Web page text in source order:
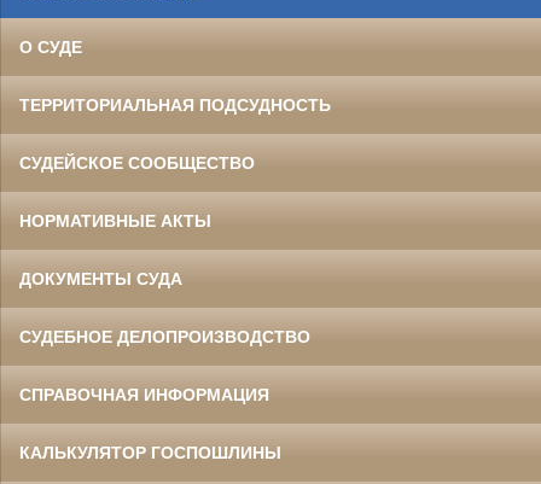
О СУДЕ
ТЕРРИТОРИАЛЬНАЯ ПОДСУДНОСТЬ
СУДЕЙСКОЕ СООБЩЕСТВО
НОРМАТИВНЫЕ АКТЫ
ДОКУМЕНТЫ СУДА
СУДЕБНОЕ ДЕЛОПРОИЗВОДСТВО
СПРАВОЧНАЯ ИНФОРМАЦИЯ
КАЛЬКУЛЯТОР ГОСПОШЛИНЫ